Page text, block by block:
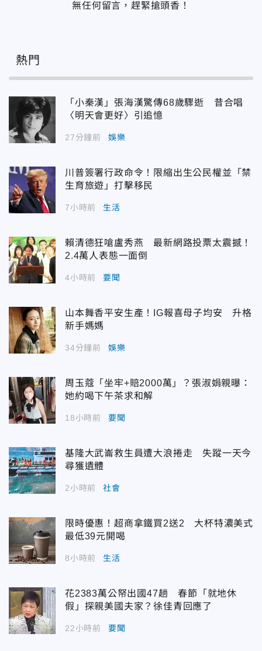
無任何留言，趕緊搶頭香！
熱門
「小秦漢」張海漢驚傳68歲驟逝 昔合唱
〈明天會更好〉引追憶
27分鐘前 娛樂
川普簽署行政命令！限縮出生公民權並「禁
生育旅遊」打擊移民
7小時前 生活
賴清德狂嗆盧秀燕 最新網路投票太震撼！
2.4萬人表態一面倒
4小時前 要聞
山本舞香平安生產！IG報喜母子均安 升格
新手媽媽
34分鐘前 娛樂
周玉蔻「坐牢+賠2000萬」？張淑娟親曝：
她約喝下午茶求和解
18小時前 要聞
基隆大武崙救生員遭大浪捲走 失蹤一天今
尋獲遺體
2小時前 社會
限時優惠！超商拿鐵買2送2 大杯特濃美式
最低39元開喝
8小時前 生活
花2383萬公帑出國47趟 春節「就地休
假」探親美國夫家？徐佳青回應了
22小時前 要聞